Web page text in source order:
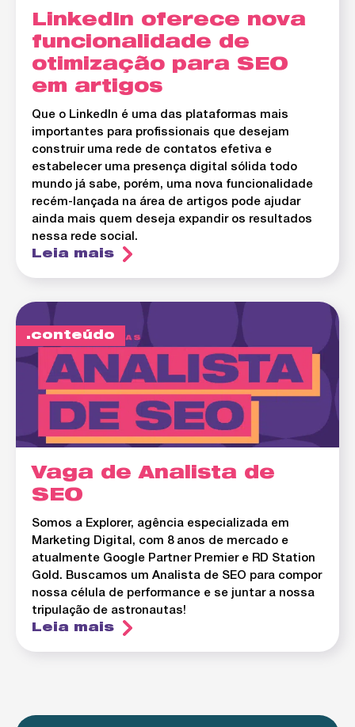
LinkedIn oferece nova
funcionalidade de
otimização para SEO
em artigos
Que o LinkedIn é uma das plataformas mais
importantes para profissionais que desejam
construir uma rede de contatos efetiva e
estabelecer uma presença digital sólida todo
mundo já sabe, porém, uma nova funcionalidade
recém-lançada na área de artigos pode ajudar
ainda mais quem deseja expandir os resultados
nessa rede social.
Leia mais
conteúdo
Vaga de Analista de
SEO
Somos a Explorer, agência especializada em
Marketing Digital, com 8 anos de mercado e
atualmente Google Partner Premier e RD Station
Gold. Buscamos um Analista de SEO para compor
nossa célula de performance e se juntar a nossa
tripulação de astronautas!
Leia mais